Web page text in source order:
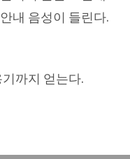
내 음성이 들린다.
까지 얻는다.